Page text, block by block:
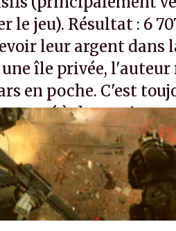
le jeu). Résultat : 6
leur argent dans
île privée, l'auteur
en poche. C'est
passé à dev, mais ça
ne braque pas